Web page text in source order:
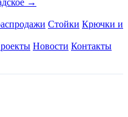
→
Стойки Крючки и
Новости Контакты